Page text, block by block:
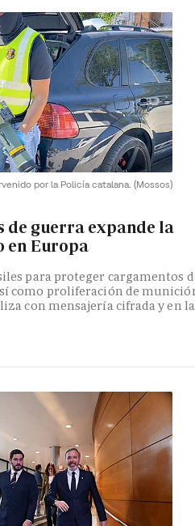
por la Policía catalana. (Mossos)
de guerra expande la
en Europa
para proteger cargamentos
como proliferación de
con mensajería cifrada y en la